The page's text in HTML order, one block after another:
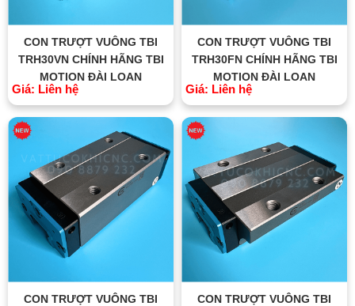
CON TRƯỢT VUÔNG TBI
TRH30VN CHÍNH HÃNG TBI
MOTION ĐÀI LOAN
Giá: Liên hệ
CON TRƯỢT VUÔNG TBI
TRH30FN CHÍNH HÃNG TBI
MOTION ĐÀI LOAN
Giá: Liên hệ
CON TRƯỢT VUÔNG TBI
CON TRƯỢT VUÔNG TBI